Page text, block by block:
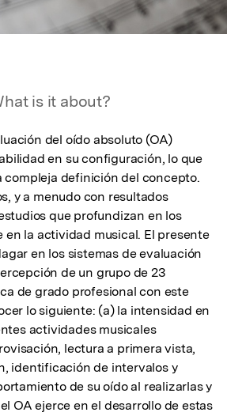
is it about?
del oído absoluto (OA)
en su configuración, lo que
compleja definición del concepto.
y a menudo con resultados
que profundizan en los
en la actividad musical. El presente
en los sistemas de evaluación
de un grupo de 23
de grado profesional con este
lo siguiente: (a) la intensidad en
actividades musicales
lectura a primera vista,
identificación de intervalos y
de su oído al realizarlas y
OA ejerce en el desarrollo de estas